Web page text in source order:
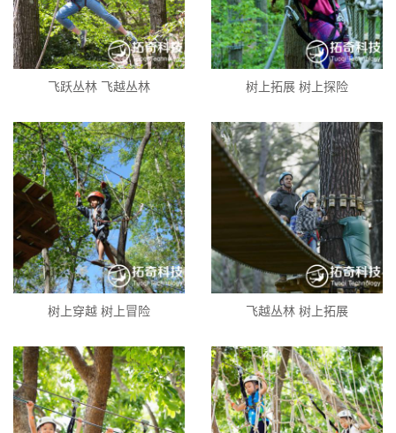
飞跃丛林 飞越丛林 树上拓展 树上探险
树上穿越 树上冒险 飞越丛林 树上拓展